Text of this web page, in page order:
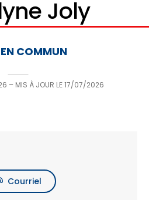
Joly
COMMUN
– MIS À JOUR LE17/07/2026
Courriel